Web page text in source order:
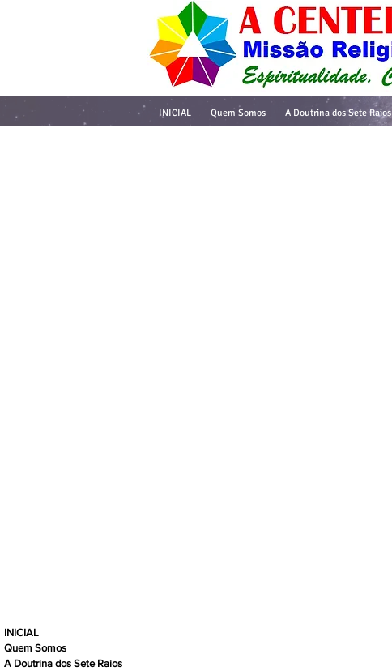
INICIAL
Quem Somos
A Doutrina dos Sete Raios
INICIAL Quem Somos A Doutrina dos Sete Raios